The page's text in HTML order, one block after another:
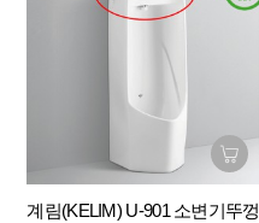
계림(KELIM) U-901 소변기뚜껑